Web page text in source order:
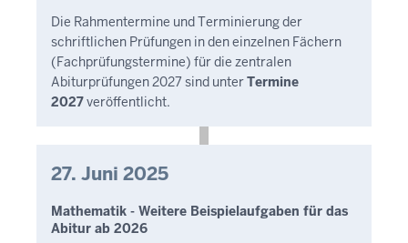
Die Rahmentermine und Terminierung der
schriftlichen Prüfungen in den einzelnen Fächern
(Fachprüfungstermine) für die zentralen
Abiturprüfungen 2027 sind unterTermine
2027veröffentlicht.
27. Juni 2025
Mathematik - Weitere Beispielaufgaben für das
Abitur ab 2026